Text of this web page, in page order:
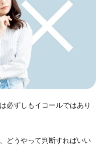
必ずしもイコールではあり
どうやって判断すればいい